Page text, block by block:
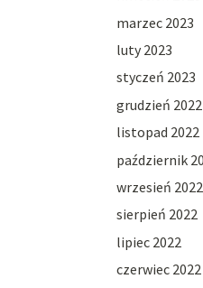
marzec 2023
luty 2023
styczeń 2023
grudzień 2022
listopad 2022
październik
wrzesień 2022
sierpień 2022
lipiec 2022
czerwiec 2022